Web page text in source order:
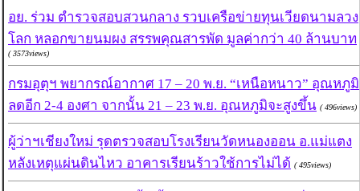
อย. ร่วม ตำรวจสอบสวนกลาง รวบเครือข่ายทุนเวียดนามลวง
โลก หลอกขายนมผง สรรพคุณสารพัด มูลค่ากว่า 40 ล้านบาท
( 3573views)
กรมอุตุฯ พยากรณ์อากาศ 17 – 20 พ.ย. “เหนือหนาว” อุณหภูมิ
ลดอีก 2-4 องศา จากนั้น 21 – 23 พ.ย. อุณหภูมิจะสูงขึ้น ( 496views)
ผู้ว่าฯเชียงใหม่ รุดตรวจสอบโรงเรียนวัดหนองออน อ.แม่แตง
หลังเหตุแผ่นดินไหว อาคารเรียนร้าวใช้การไม่ได้ ( 495views)